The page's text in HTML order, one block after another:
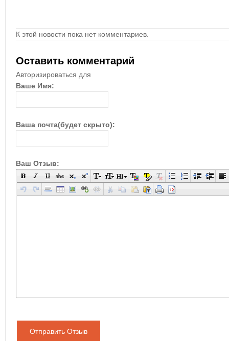
К этой новости пока нет комментариев.
Оставить комментарий
Авторизироваться для
Ваше Имя:
Ваша почта(будет скрыто):
Ваш Отзыв:
Отправить Отзыв